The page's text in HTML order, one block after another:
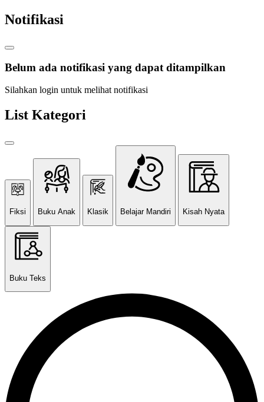
Notifikasi
Belum ada notifikasi yang dapat ditampilkan
Silahkan login untuk melihat notifikasi
List Kategori
Fiksi Buku Anak Klasik Belajar Mandiri Kisah Nyata
Buku Teks